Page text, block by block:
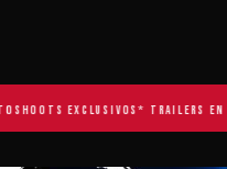
EXCLUSIVOS * TRAILERS EN